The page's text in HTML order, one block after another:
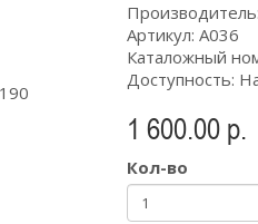
Производитель:
Артикул: А036
Каталожный
Доступность:
1 600.00 р.
Кол-во